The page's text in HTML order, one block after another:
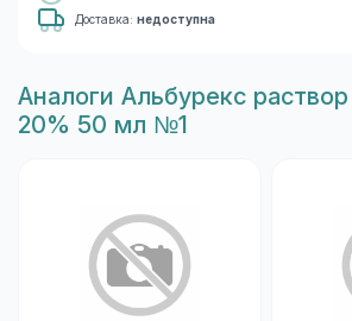
Доставка: недоступна
Aналоги Альбурекс
20% 50 мл №1